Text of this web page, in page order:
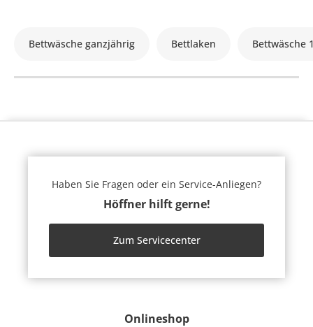
Bettwäsche ganzjährig Bettlaken Bettwäsche
Onlineshop
Haben Sie Fragen oder ein Service-Anliegen?
Höffner hilft gerne!
Zum Servicecenter